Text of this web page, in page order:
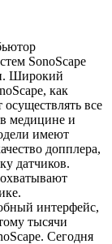
SonoScape
Широкий
как
все
медицине и
имеют
допплера,
датчиков.
интерфейс,
тысячи
Сегодня